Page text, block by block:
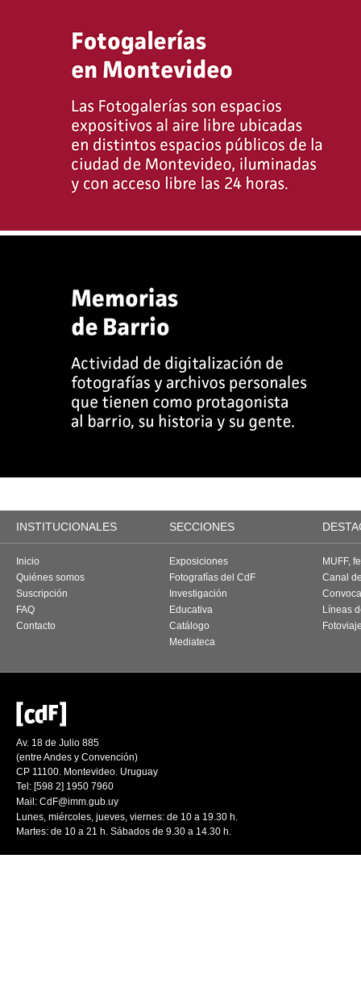
INSTITUCIONALES SECCIONES
Inicio
Quiénes somos
Suscripción
FAQ
Contacto
Exposiciones
Fotografías del CdF
Investigación
Educativa
Catálogo
Mediateca
MUFF,
Canal
Líneas
Av. 18 de Julio 885
(entre Andes y Convención)
CP 11100. Montevideo. Uruguay
Tel: [598 2] 1950 7960
Mail: CdF@imm.gub.uy
Lunes, miércoles, jueves, viernes: de 10 a 19.30 h.
Martes: de 10 a 21 h. Sábados de 9.30 a 14.30 h.